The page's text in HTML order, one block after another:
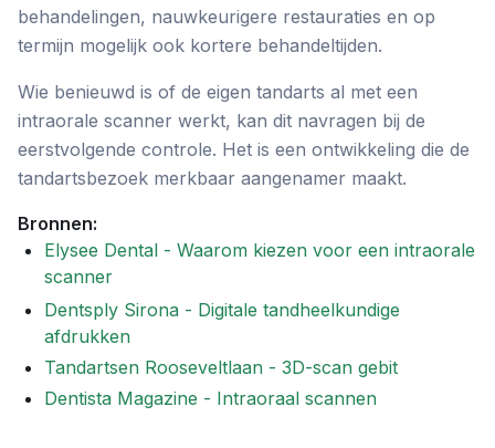
behandelingen, nauwkeurigere restauraties en op
termijn mogelijk ook kortere behandeltijden.
Wie benieuwd is of de eigen tandarts al met een
intraorale scanner werkt, kan dit navragen bij de
eerstvolgende controle. Het is een ontwikkeling die de
tandartsbezoek merkbaar aangenamer maakt.
Bronnen:
Elysee Dental - Waarom kiezen voor een intraorale
scanner
Dentsply Sirona - Digitale tandheelkundige
afdrukken
Tandartsen Rooseveltlaan - 3D-scan gebit
Dentista Magazine - Intraoraal scannen